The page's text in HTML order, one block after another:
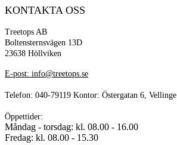
KONTAKTA OSS
Treetops AB
Boltensternsvägen 13D
23638 Höllviken
E-post: info@treetops.se
Telefon: 040-79119 Kontor: Östergatan 6, Vellinge
Öppettider:
Måndag - torsdag: kl. 08.00 - 16.00
Fredag: kl. 08.00 - 15.30